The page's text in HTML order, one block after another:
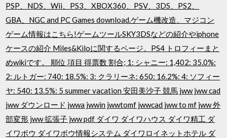
PSP、NDS、Wii、PS3、XBOX360、PSV、3DS、PS2、
GBA、NGC and PC Games download.ゲーム機改造、マジコン
ゲーム情報はこちら!ゲームツールSKY3DSなどの紹介やiphone
ケースの紹介 Miles&Kiloに関するページ。PS4 トロフィーまと
めwikiです。 順位 項目 得票数 割合; 1: シャニー: 1,402: 35.0%:
2: ルトガー: 740: 18.5%: 3: クラリーネ: 650: 16.2%: 4: ソフィー
ヤ: 540: 13.5%: 5 summer vacation 安田美沙子 競馬 jww jww cad
jww ダウンロード jwwa jwwin jwwtomf jwwcad jww to mf jww 外
部変形 jww 拡張子 jww pdf ダイワ ダイワハウス ダイワ精工 ダ
イワボウ ダイワボウ情報システム ダイワロイネットホテル ダ